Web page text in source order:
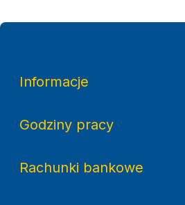
Informacje
Godziny pracy
Rachunki bankowe